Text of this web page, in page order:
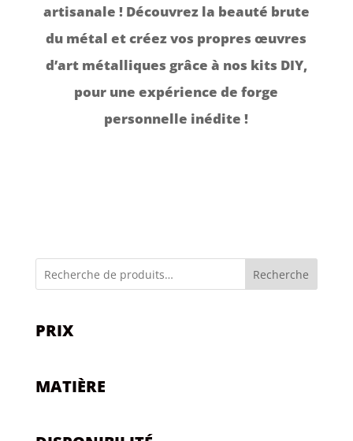
artisanale ! Découvrez la beauté brute
du métal et créez vos propres œuvres
d’art métalliques grâce à nos kits DIY,
pour une expérience de forge
personnelle inédite !
Recherche
PRIX
MATIÈRE